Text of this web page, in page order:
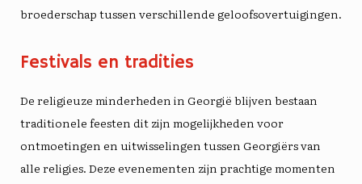
broederschap tussen verschillende geloofsovertuigingen.
Festivals en tradities
De religieuze minderheden in Georgië blijven bestaan
traditionele feesten dit zijn mogelijkheden voor
ontmoetingen en uitwisselingen tussen Georgiërs van
alle religies. Deze evenementen zijn prachtige momenten